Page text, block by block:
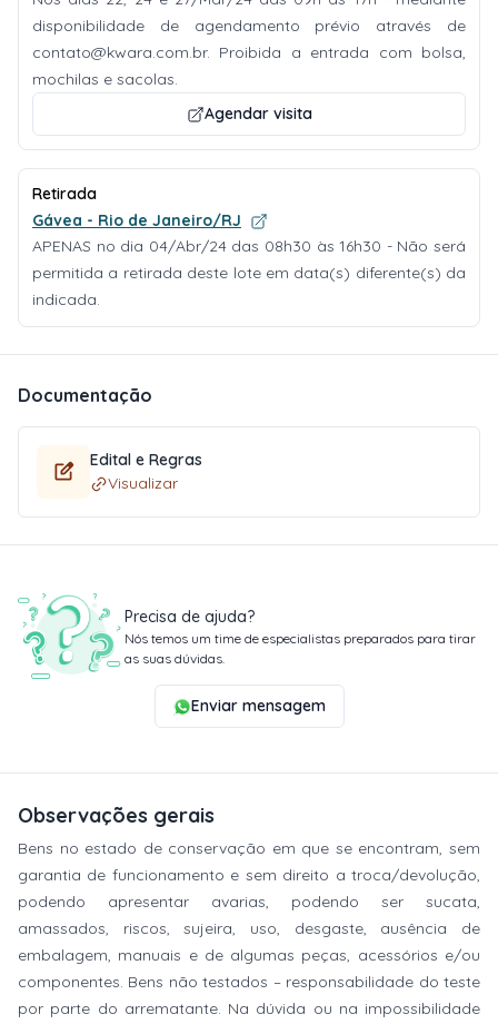
disponibilidade de agendamento prévio através de
contato@kwara.com.br. Proibida a entrada com bolsa,
mochilas e sacolas.
Agendar visita
Retirada
Gávea - Rio de Janeiro/RJ
APENAS no dia 04/Abr/24 das 08h30 às 16h30 - Não será
permitida a retirada deste lote em data(s) diferente(s) da
indicada.
Documentação
Edital e Regras
Visualizar
Precisa de ajuda?
Nós temos um time de especialistas preparados para tirar
as suas dúvidas.
Enviar mensagem
Observações gerais
Bens no estado de conservação em que se encontram, sem
garantia de funcionamento e sem direito a troca/devolução,
podendo apresentar avarias, podendo ser sucata,
amassados, riscos, sujeira, uso, desgaste, ausência de
embalagem, manuais e de algumas peças, acessórios e/ou
componentes. Bens não testados – responsabilidade do teste
por parte do arrematante. Na dúvida ou na impossibilidade